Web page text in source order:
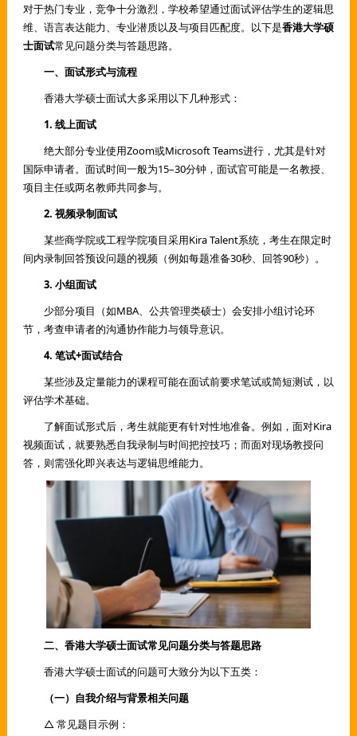
对于热门专业，竞争十分激烈，学校希望通过面试评估学生的逻辑思
维、语言表达能力、专业潜质以及与项目匹配度。以下是香港大学硕
士面试常见问题分类与答题思路。
一、面试形式与流程
香港大学硕士面试大多采用以下几种形式：
1. 线上面试
绝大部分专业使用Zoom或Microsoft Teams进行，尤其是针对
国际申请者。面试时间一般为15–30分钟，面试官可能是一名教授、
项目主任或两名教师共同参与。
2. 视频录制面试
某些商学院或工程学院项目采用Kira Talent系统，考生在限定时
间内录制回答预设问题的视频（例如每题准备30秒、回答90秒）。
3. 小组面试
少部分项目（如MBA、公共管理类硕士）会安排小组讨论环
节，考查申请者的沟通协作能力与领导意识。
4. 笔试+面试结合
某些涉及定量能力的课程可能在面试前要求笔试或简短测试，以
评估学术基础。
了解面试形式后，考生就能更有针对性地准备。例如，面对Kira
视频面试，就要熟悉自我录制与时间把控技巧；而面对现场教授问
答，则需强化即兴表达与逻辑思维能力。
二、香港大学硕士面试常见问题分类与答题思路
香港大学硕士面试的问题可大致分为以下五类：
（一）自我介绍与背景相关问题
△ 常见题目示例：